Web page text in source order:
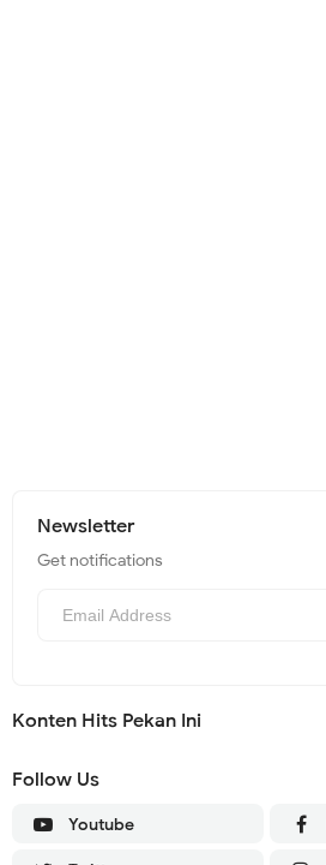
Newsletter
Get notifications
Konten Hits Pekan Ini
Follow Us
Youtube